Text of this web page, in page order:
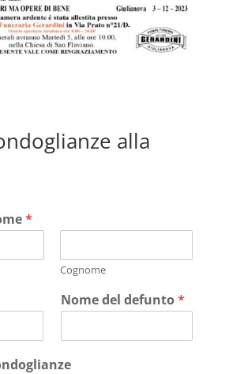
alla
*
Cognome
Nome del defunto*